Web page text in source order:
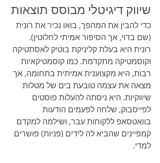
שיווק דיגיטלי מבוסס תוצאות
כדי להבין את המהפך, בואו נכיר את רונית
(שם בדוי, אך הסיפור אמיתי לחלוטין).
רונית היא בעלת קליניקת בוטיק לאסתטיקה
וקוסמטיקה מתקדמת. כמו קוסמטיקאיות
רבות, היא מקצוענית אמיתית בתחומה, אך
מצאה את עצמה טובעת בים של מטלות
שיווקיות. היא ניסתה להעלות פוסטים
לפייסבוק, שלחה לפעמים הודעות
בוואטסאפ ללקוחות עבר, ושילמה למקדם
קמפיינים שהביא לה לידים (פניות) פושרים
למדי.